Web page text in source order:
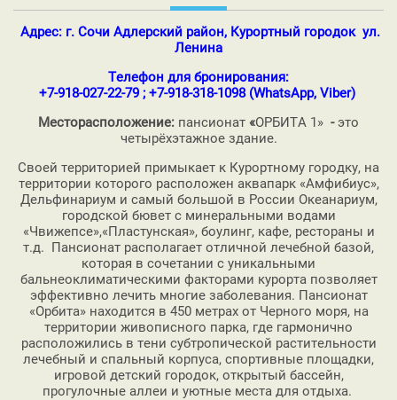
Адрес: г. Сочи Адлерский район, Курортный городок ул.
Ленина
Телефон для бронирования:
+7-918-027-22-79 ; +7-918-318-1098 (WhatsApp, Viber)
Месторасположение: пансионат «ОРБИТА 1» -это
четырёхэтажное здание.
Своей территорией примыкает к Курортному городку, на
территории которого расположен аквапарк «Амфибиус»,
Дельфинариум и самый большой в России Океанариум,
городской бювет с минеральными водами
«Чвижепсе»,«Пластунская», боулинг, кафе, рестораны и
т.д. Пансионат располагает отличной лечебной базой,
которая в сочетании с уникальными
бальнеоклиматическими факторами курорта позволяет
эффективно лечить многие заболевания. Пансионат
«Орбита» находится в 450 метрах от Черного моря, на
территории живописного парка, где гармонично
расположились в тени субтропической растительности
лечебный и спальный корпуса, спортивные площадки,
игровой детский городок, открытый бассейн,
прогулочные аллеи и уютные места для отдыха.